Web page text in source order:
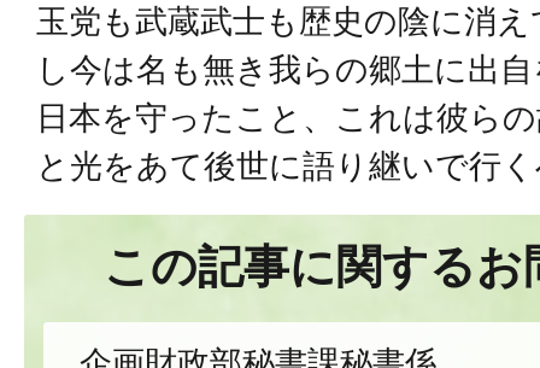
玉党も武蔵武士も歴史の陰に消
し今は名も無き我らの郷土に出
日本を守ったこと、これは彼ら
と光をあて後世に語り継いで行
この記事に関する